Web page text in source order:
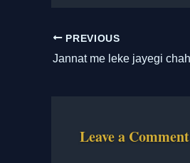
PREVIOUS
Leave a Comment